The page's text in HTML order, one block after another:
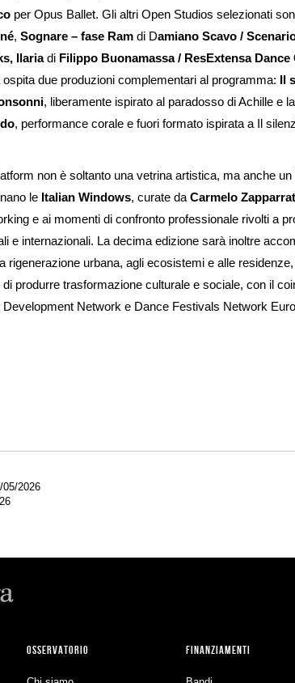
per Opus Ballet. Gli altri Open Studios selezionati
, Sognare – fase Ram di Damiano Scavo /
Ilariadi Filippo Buonamassa / ResExtensa Dance
due produzioni complementari al programma: Il
, liberamente ispirato al paradosso di Achille e
, performance corale e fuori formato ispirata a Il
non è soltanto una vetrina artistica, ma anche
le Italian Windows, curate da Carmelo
e ai momenti di confronto professionale rivolti a
e internazionali. La decima edizione sarà inoltre
rigenerazione urbana, agli ecosistemi e alle
produrre trasformazione culturale e sociale, con il
Network e Dance Festivals Network
05/2026
OSSERVATORIO FINANZIAMENTI